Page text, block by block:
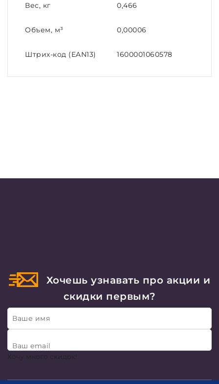
Вес, кг 0,466
Объем, м³ 0,00006
Штрих-код (EAN13) 1600001060578
Хочешь узнавать про акции и
скидки первым?
Ваше имя
Ваш email
Хочу много скидок!